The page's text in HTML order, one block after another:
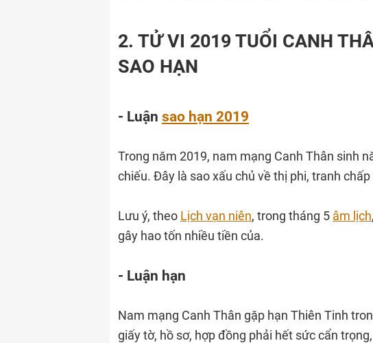
2. TỬ VI 2019 TUỔI CANH
SAO HẠN
- Luận sao hạn 2019
Trong năm 2019, nam mạng Canh Thân sinh
chiếu. Đây là sao xấu chủ về thị phi, tranh
Lưu ý, theo Lịch vạn niên, trong tháng 5 âm lịch
gây hao tốn nhiều tiền của.
- Luận hạn
Nam mạng Canh Thân gặp hạn Thiên Tinh
giấy tờ, hồ sơ, hợp đồng phải hết sức cẩn